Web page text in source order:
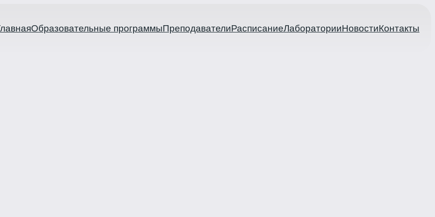
Образовательные программыПреподавателиРасписаниеЛабораторииНовостиКонтакты